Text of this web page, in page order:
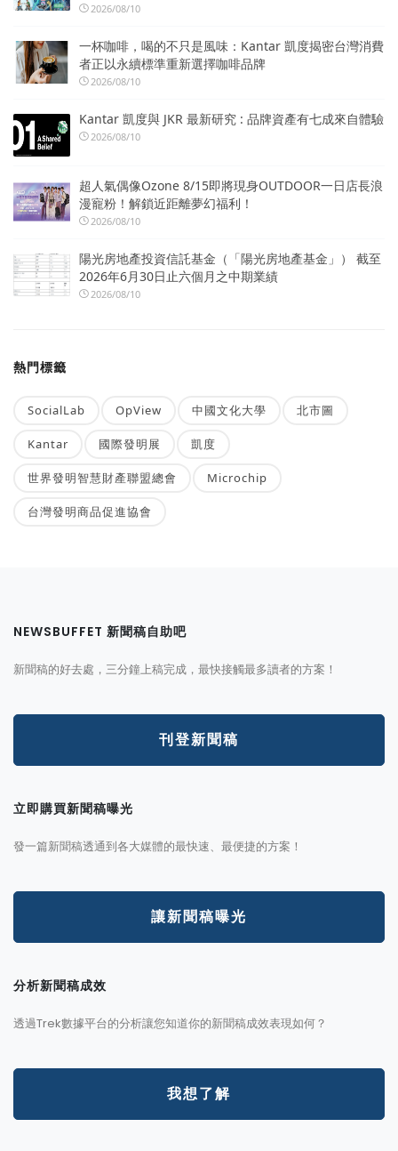
2026/08/10
一杯咖啡，喝的不只是風味：Kantar 凱度揭密台灣消費
者正以永續標準重新選擇咖啡品牌
2026/08/10
Kantar 凱度與 JKR 最新研究 : 品牌資產有七成來自體驗
2026/08/10
超人氣偶像Ozone 8/15即將現身OUTDOOR一日店長浪
漫寵粉！解鎖近距離夢幻福利！
2026/08/10
陽光房地產投資信託基金（「陽光房地產基金」） 截至
2026年6月30日止六個月之中期業績
2026/08/10
熱門標籤
SocialLab OpView 中國文化大學 北市圖
Kantar 國際發明展 凱度
世界發明智慧財產聯盟總會 Microchip
台灣發明商品促進協會
NEWSBUFFET 新聞稿自助吧
新聞稿的好去處，三分鐘上稿完成，最快接觸最多讀者的方案！
刊登新聞稿
立即購買新聞稿曝光
發一篇新聞稿透通到各大媒體的最快速、最便捷的方案！
讓新聞稿曝光
分析新聞稿成效
透過Trek數據平台的分析讓您知道你的新聞稿成效表現如何？
我想了解